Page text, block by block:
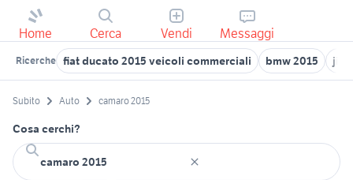
Home Cerca Vendi Messaggi
Ricerche fiat ducato 2015 veicoli commerciali bmw 2015
Subito Auto camaro 2015
Cosa cerchi?